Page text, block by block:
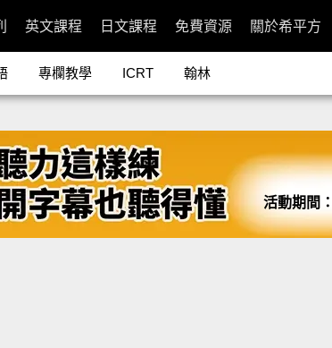
英文課程 日文課程 免費資源 關於希平方
專欄教學 ICRT 翰林
活動期間：